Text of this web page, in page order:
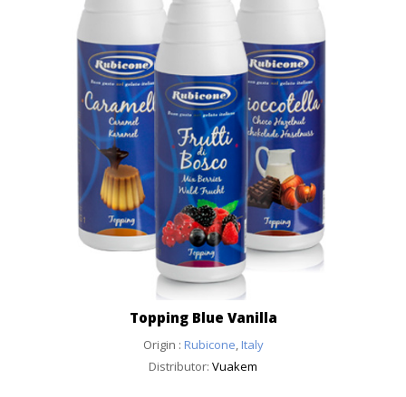
Topping Blue Vanilla
Origin : Rubicone, Italy
Distributor: Vuakem